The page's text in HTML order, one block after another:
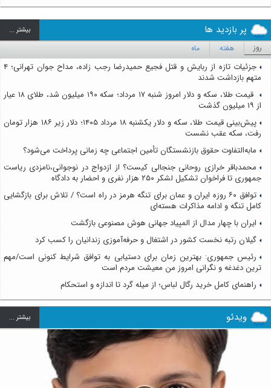
پر بازدید ها بيشتر ...
روز هفته ماه
جزئیات تازه از ربایش و قتل فجیع حمیدرضا رجب زاده، مداح جوان تهرانی؛ ۴
متهم بازداشت شدند
قیمت طلا، سکه و دلار امروز شنبه ۱۷ مرداد؛ سکه ۱۹۰ میلیون شد، طلای ۱۸ عیار
از ۱۹ میلیون گذشت
پیش‌بینی قیمت طلا، سکه و دلار یکشنبه ۱۸ مرداد ۱۴۰۵؛ دلار زیر ۱۸۶ هزار تومان
رفت، سکه عقب نشست
مابه‌التفاوت حقوق بازنشستگان تأمین اجتماعی چه زمانی پرداخت می‌شود؟
محمدباقر خرازی روحانی جنجالی کیست؟ از ازدواج در نوجوانی،نامزدی ریاست
جمهوری تا فراخوان تشکیل لشکر ۲۵۰ هزار نفری و احضار به دادگاه
توافق ۶۰ روزه ایران و عمان برای تنگه هرمز در راه است؟ / تلاش برای بازگشایی
کامل تنگه و ادامه مذاکرات هسته‌ای
ایران با چهار مدال از المپیاد جهانی هوش مصنوعی بازگشت
گیلان رتبه نخست کشور در اشتغال و حرفه‌آموزی زندانیان را کسب کرد
رئیس جمهوری: بهترین زمان برای دستیابی به توافق شرایط کنونی است/مهم
ترین دغدغه و نگرانی امروز من معیشت مردم است
راهنمای کامل خرید رگال لباس؛ از میله گرد تا اندازه و استحکام
ویدئو بيشتر ...